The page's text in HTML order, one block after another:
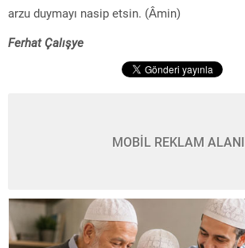
arzu duymayı nasip etsin. (Âmin)
Ferhat Çalışye
MOBİL REKLAM ALANI